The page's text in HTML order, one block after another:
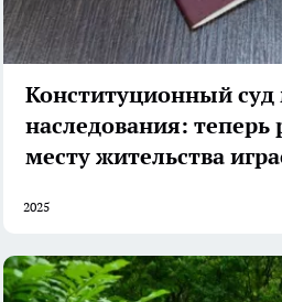
Конституционный суд
наследования: теперь
месту жительства
2025